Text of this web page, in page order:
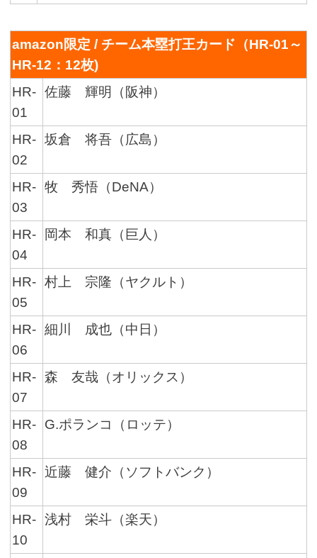
amazon限定 / チーム本塁打王カード（HR-01～
HR-12：12枚)
HR-
01
佐藤 輝明（阪神）
HR-
02
坂倉 将吾（広島）
HR-
03
牧 秀悟（DeNA）
HR-
04
岡本 和真（巨人）
HR-
05
村上 宗隆（ヤクルト）
HR-
06
細川 成也（中日）
HR-
07
森 友哉（オリックス）
HR-
08
G.ポランコ（ロッテ）
HR-
09
近藤 健介（ソフトバンク）
HR-
10
浅村 栄斗（楽天）